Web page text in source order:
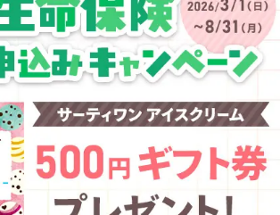
イオンカード会員さま専用保険